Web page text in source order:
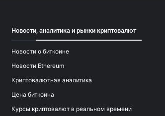
Новости, аналитика и рынки криптовалют
Новости о биткоине
Новости Ethereum
Криптовалютная аналитика
Цена биткоина
Курсы криптовалют в реальном времени